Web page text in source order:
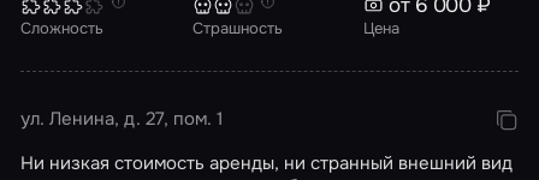
Сложность Страшность Цена
ул. Ленина, д. 27, пом. 1
Ни низкая стоимость аренды, ни странный внешний вид